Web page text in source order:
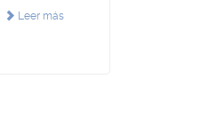
Leer más